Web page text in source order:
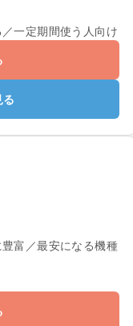
一定期間使う人向け
富／最安になる機種